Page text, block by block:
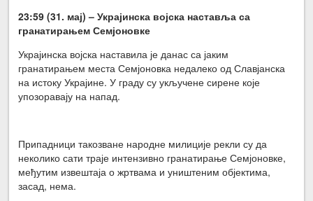
23:59 (31. мај) – Украјинска војска наставља са
гранатирањем Семјоновке
Украјинска војска наставила је данас са јаким
гранатирањем места Семјоновка недалеко од Славјанска
на истоку Украјине. У граду су укључене сирене које
упозоравају на напад.
Припадници такозване народне милиције рекли су да
неколико сати траје интензивно гранатирање Семјоновке,
међутим извештаја о жртвама и уништеним објектима,
засад, нема.